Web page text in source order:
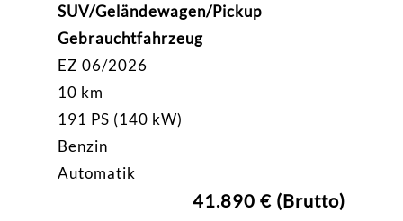
SUV/Geländewagen/Pickup
Gebrauchtfahrzeug
EZ 06/2026
10 km
191 PS (140 kW)
Benzin
Automatik
41.890 € (Brutto)